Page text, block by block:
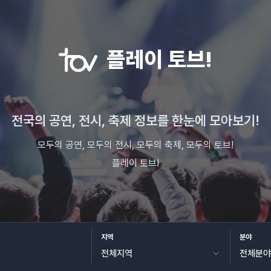
플레이 토브!
전국의 공연, 전시, 축제 정보를 한눈에 모아보기!
모두의 공연, 모두의 전시, 모두의 축제, 모두의 토브!
플레이 토브!
지역 분야